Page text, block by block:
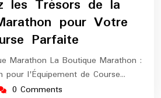
2025
les Trésors de la
pour Votre
Parfaite
Marathon La Boutique Marathon :
pour l'Équipement de Course…
0 Comments